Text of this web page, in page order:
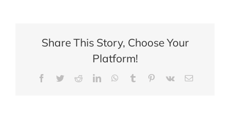
Lungă
Share This Story, Choose Your
Platform!
Facebook
TwitterRedditLinkedInWhatsApp
Tumblr Pinterest
Vk
E-